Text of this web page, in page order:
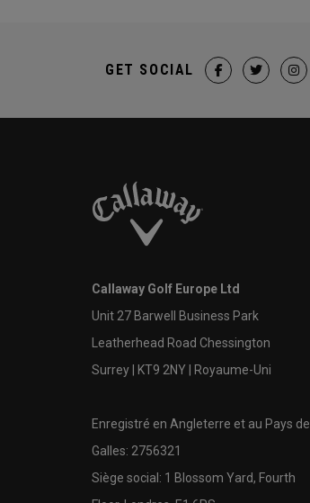
GET SOCIAL
Callaway Golf Europe Ltd
Unit 27 Barwell Business Park
Leatherhead Road Chessington
Surrey | KT9 2NY | Royaume-Uni
Enregistré en Angleterre et au Pays de
Galles: 2756321
Siège social: 1 Blossom Yard, Fourth